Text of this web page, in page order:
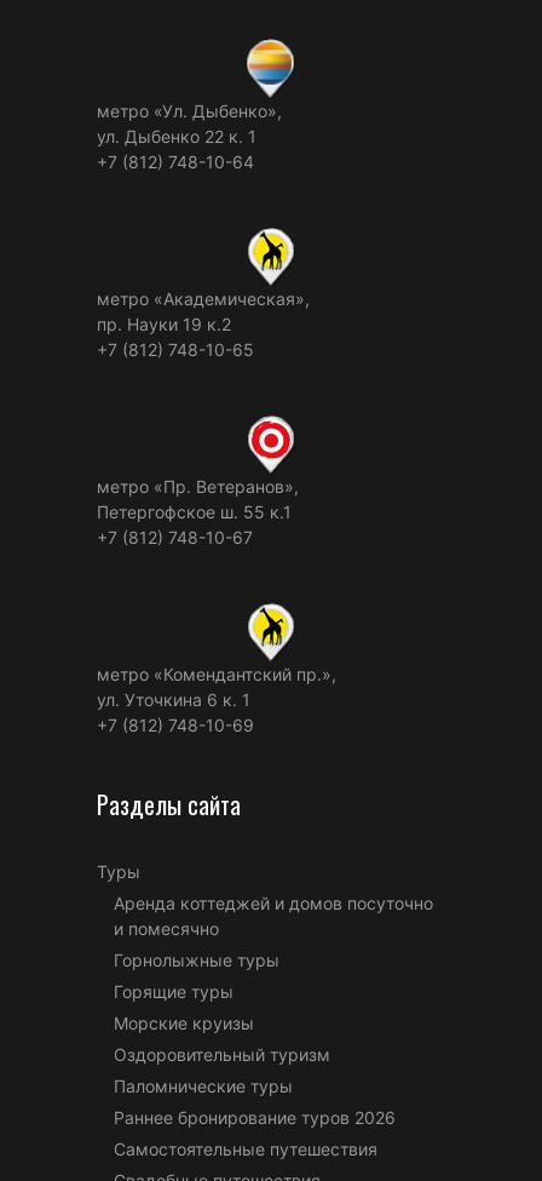
метро «Ул. Дыбенко»,
ул. Дыбенко 22 к. 1
+7 (812) 748-10-64
метро «Академическая»,
пр. Науки 19 к.2
+7 (812) 748-10-65
метро «Пр. Ветеранов»,
Петергофское ш. 55 к.1
+7 (812) 748-10-67
метро «Комендантский пр.»,
ул. Уточкина 6 к. 1
+7 (812) 748-10-69
Разделы сайта
Туры
Аренда коттеджей и домов посуточно
и помесячно
Горнолыжные туры
Горящие туры
Морские круизы
Оздоровительный туризм
Паломнические туры
Раннее бронирование туров 2026
Самостоятельные путешествия